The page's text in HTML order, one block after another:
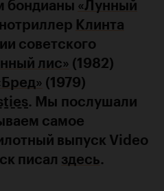
бондианы «Лунный
Клинта
советского
лис» (1982)
(1979)
. Мы послушали
самое
выпуск Video
писал здесь.